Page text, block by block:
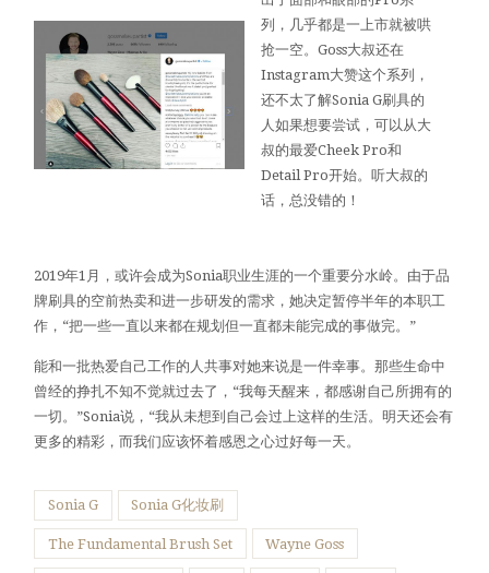
列，几乎都是一上市就被哄
抢一空。Goss大叔还在
Instagram大赞这个系列，
还不太了解Sonia G刷具的
人如果想要尝试，可以从大
叔的最爱Cheek Pro和
Detail Pro开始。听大叔的
话，总没错的！
2019年1月，或许会成为Sonia职业生涯的一个重要分水岭。由于品
牌刷具的空前热卖和进一步研发的需求，她决定暂停半年的本职工
作，“把一些一直以来都在规划但一直都未能完成的事做完。”
能和一批热爱自己工作的人共事对她来说是一件幸事。那些生命中
曾经的挣扎不知不觉就过去了，“我每天醒来，都感谢自己所拥有的
一切。”Sonia说，“我从未想到自己会过上这样的生活。明天还会有
更多的精彩，而我们应该怀着感恩之心过好每一天。
Sonia G Sonia G化妆刷
The Fundamental Brush Set Wayne Goss